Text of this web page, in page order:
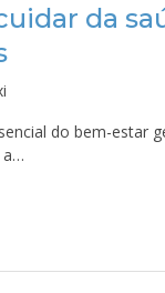
da
do bem-estar
a…